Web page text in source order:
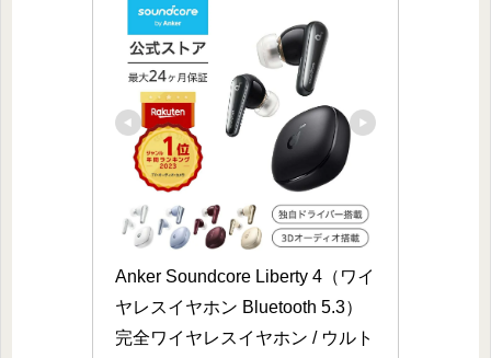
Anker Soundcore Liberty 4（ワイ
ヤレスイヤホン Bluetooth 5.3）
完全ワイヤレスイヤホン / ウルト